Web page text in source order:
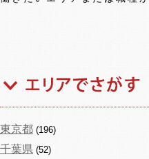
東京都 (196)
千葉県 (52)